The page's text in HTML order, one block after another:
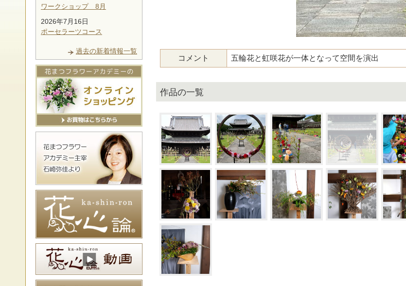
コメント 五輪花と虹咲花が一体となって空間を演出
作品の一覧
ワークショップ 8月
2026年7月16日
ポーセラーツコース
過去の新着情報一覧